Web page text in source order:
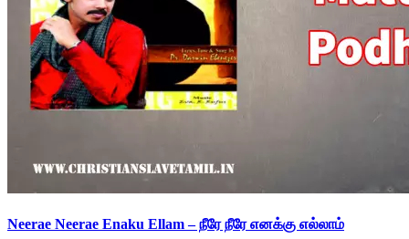
Neerae Neerae Enaku Ellam – நீரே நீரே எனக்கு எல்லாம்